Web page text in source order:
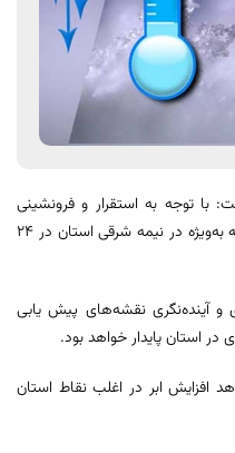
توجه به استقرار و فرونشینی
هوای سرد، تداوم یخبندان و سرمای شبانه به‌ویژه در نیمه شرقی استان در 24
و آینده‌نگری نقشه‌های پیش یابی
استان پایدار خواهد بود.
افزایش ابر در اغلب نقاط استان